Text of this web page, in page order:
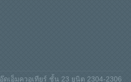
เอ็มควอเทียร์ ชั้น 23 ยูนิต 2304-2306